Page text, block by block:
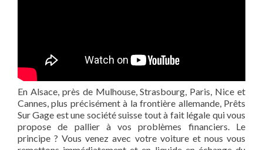
En Alsace, près de Mulhouse, Strasbourg, Paris, Nice et
Cannes, plus précisément à la frontière allemande, Prêts
Sur Gage est une société suisse tout à fait légale qui vous
propose de pallier à vos problèmes financiers. Le
principe ? Vous venez avec votre voiture et nous vous